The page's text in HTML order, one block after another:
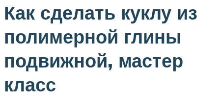
Как сделать куклу из
полимерной глины
подвижной, мастер
класс